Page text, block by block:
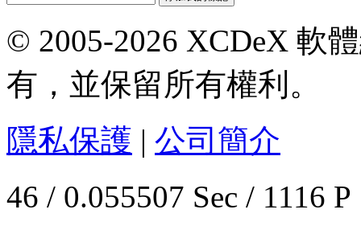
© 2005-2026 XCDeX 軟
有，並保留所有權利。
隱私保護 | 公司簡介
46 / 0.055507 Sec / 1116